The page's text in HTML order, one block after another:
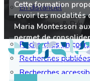
En distanciel
Recherches &
Recherches en cours
Recherches publiées
Recherches
Cette formation
revoir les modalités
Maria Montessori
permet de
de la méthode en
implémentation dans